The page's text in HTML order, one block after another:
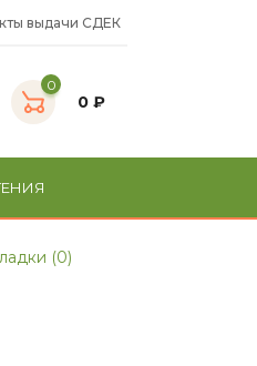
выдачи СДЕК
0
0 ₽
(0)